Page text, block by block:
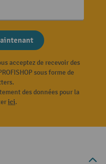
acceptez de recevoir des
sous forme de
des données pour la
ici.